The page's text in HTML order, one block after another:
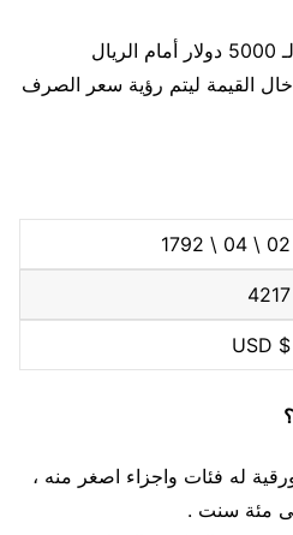
عزيزي لمعرفة سعر صرف الـ 5000 دولار أمام الريال
القيمة ليتم رؤية سعر الصرف
02 \ 04 \ 1792
4217
$ USD
له فئات واجزاء اصغر منه ،
مئة سنت .